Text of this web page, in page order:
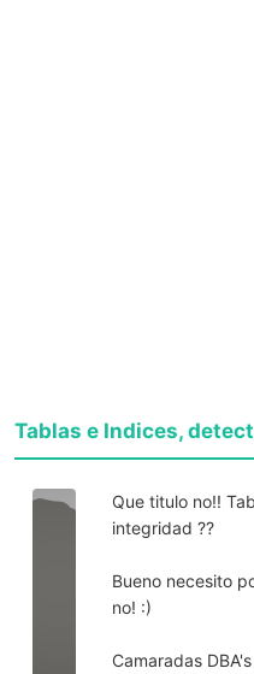
Tablas e Indices,
Que titulo no!!
integridad ??
Bueno necesito
no! :)
Camaradas